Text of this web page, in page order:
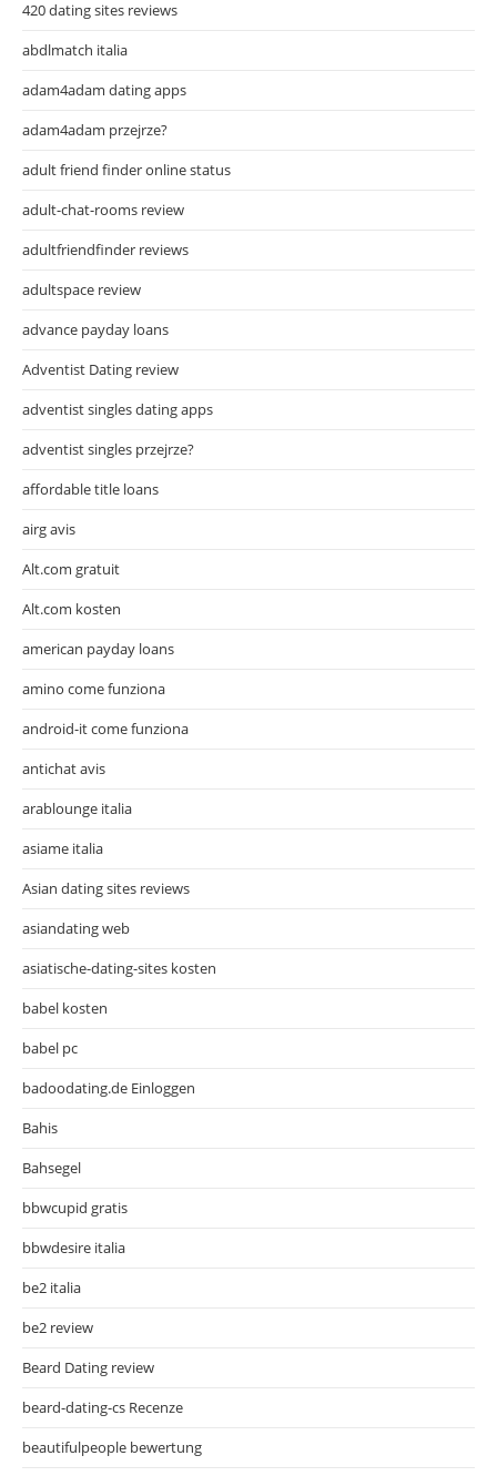
420 dating sites reviews
abdlmatch italia
adam4adam dating apps
adam4adam przejrze?
adult friend finder online status
adult-chat-rooms review
adultfriendfinder reviews
adultspace review
advance payday loans
Adventist Dating review
adventist singles dating apps
adventist singles przejrze?
affordable title loans
airg avis
Alt.com gratuit
Alt.com kosten
american payday loans
amino come funziona
android-it come funziona
antichat avis
arablounge italia
asiame italia
Asian dating sites reviews
asiandating web
asiatische-dating-sites kosten
babel kosten
babel pc
badoodating.de Einloggen
Bahis
Bahsegel
bbwcupid gratis
bbwdesire italia
be2 italia
be2 review
Beard Dating review
beard-dating-cs Recenze
beautifulpeople bewertung